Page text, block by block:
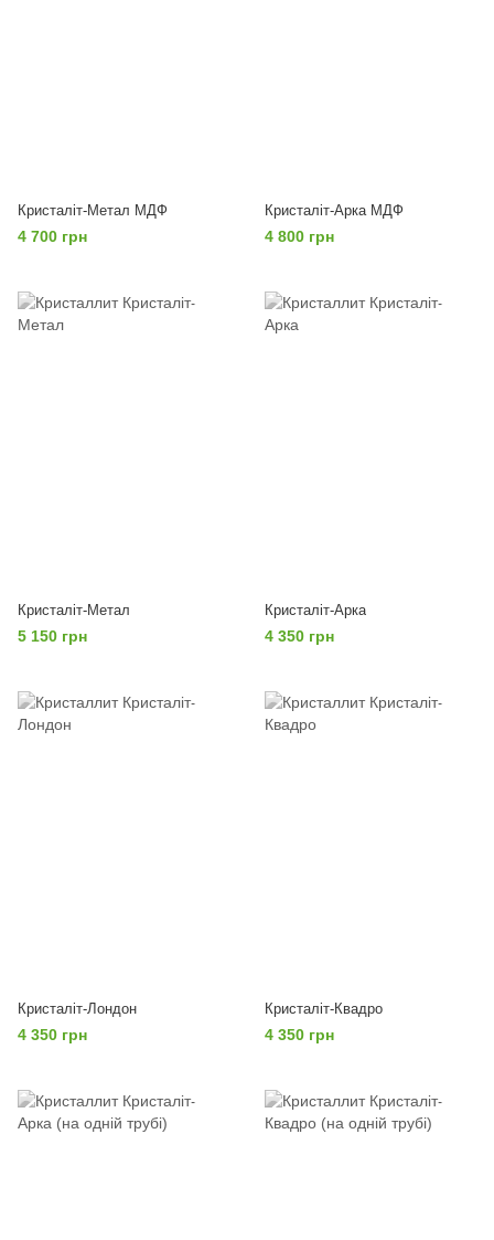
Кристаліт-Метал МДФ
4 700 грн
Кристаліт-Арка МДФ
4 800 грн
Кристаліт-Метал
5 150 грн
Кристаліт-Арка
4 350 грн
Кристаліт-Лондон
4 350 грн
Кристаліт-Квадро
4 350 грн